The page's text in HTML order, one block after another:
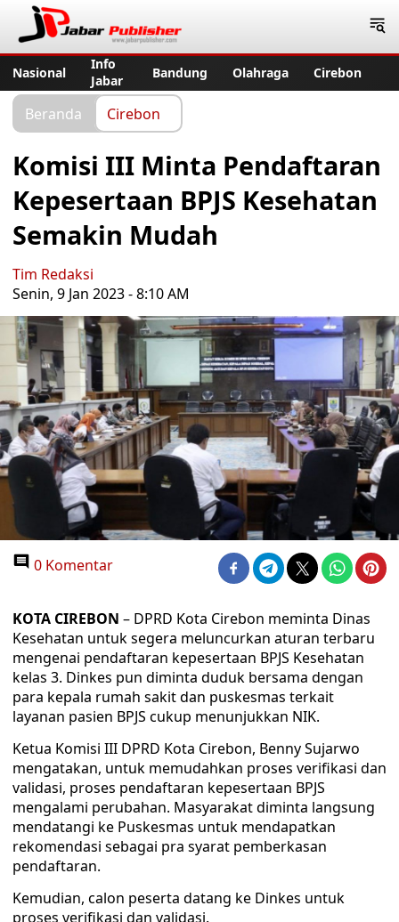
Nasional
Info
Jabar
Bandung Olahraga Cirebon
Beranda Cirebon
Komisi III Minta Pendaftaran
Kepesertaan BPJS Kesehatan
Semakin Mudah
Tim Redaksi
Senin, 9 Jan 2023 - 8:10 AM
0 Komentar
KOTA CIREBON – DPRD Kota Cirebon meminta Dinas
Kesehatan untuk segera meluncurkan aturan terbaru
mengenai pendaftaran kepesertaan BPJS Kesehatan
kelas 3. Dinkes pun diminta duduk bersama dengan
para kepala rumah sakit dan puskesmas terkait
layanan pasien BPJS cukup menunjukkan NIK.
Ketua Komisi III DPRD Kota Cirebon, Benny Sujarwo
mengatakan, untuk memudahkan proses verifikasi dan
validasi, proses pendaftaran kepesertaan BPJS
mengalami perubahan. Masyarakat diminta langsung
mendatangi ke Puskesmas untuk mendapatkan
rekomendasi sebagai pra syarat pemberkasan
pendaftaran.
Kemudian, calon peserta datang ke Dinkes untuk
proses verifikasi dan validasi.